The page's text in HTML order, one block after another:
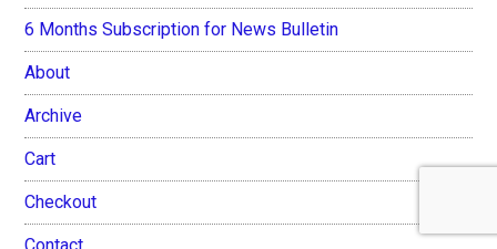
6 Months Subscription for News Bulletin
About
Archive
Cart
Checkout